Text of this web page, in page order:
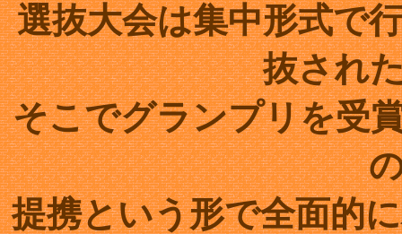
選抜大会は集中形式で
抜され
そこでグランプリを受
提携という形で全面的